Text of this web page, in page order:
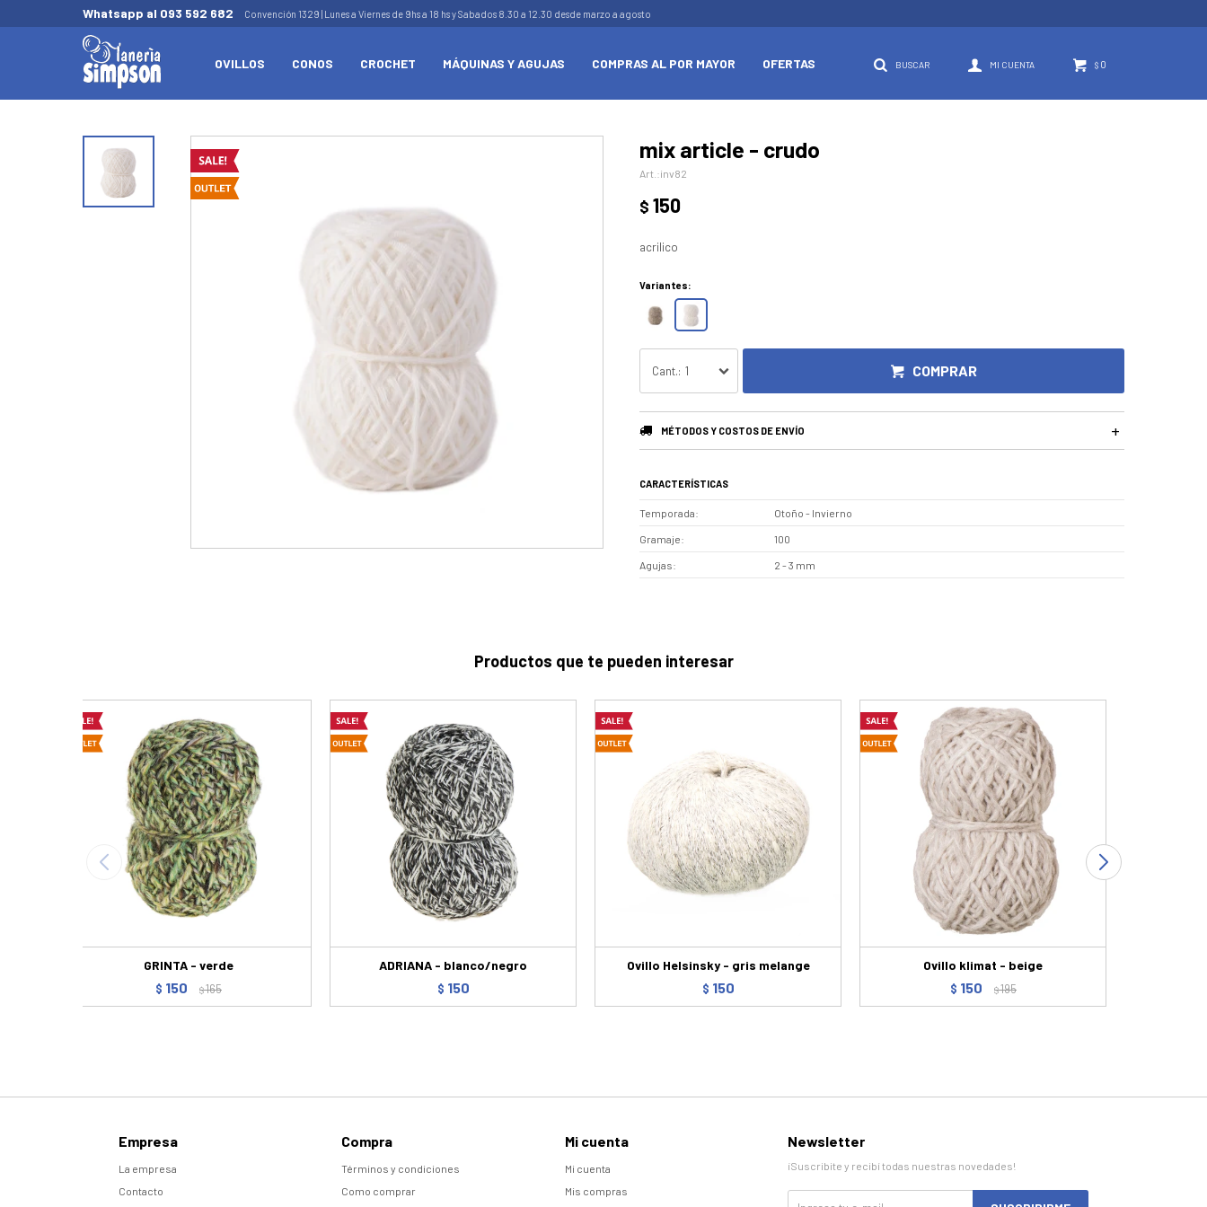
OVILLOS CONOS CROCHET MÁQUINAS Y AGUJAS COMPRAS AL POR MAYOR OFERTAS $ 0
Whatsapp al 093 592 682 Convención 1329 | Lunes a Viernes de 9hs a 18 hs y Sabados 8.30 a 12.30 desde marzo a agosto
mix article - crudo
inv82
$ 150
acrilico
Variantes:
1 COMPRAR
MÉTODOS Y COSTOS DE ENVÍO
CARACTERÍSTICAS
Temporada Otoño - Invierno
Gramaje 100
Agujas 2 - 3 mm
Productos que te pueden interesar
GRINTA - verde
$ 150 $165
ADRIANA - blanco/negro
$ 150
Ovillo Helsinsky - gris melange
$ 150
Ovillo klimat - beige
$ 150 $195
Empresa
La empresa
Contacto
Compra
Términos y condiciones
Como comprar
Mi cuenta
Mi cuenta
Mis compras
Newsletter
¡Suscribite y recibí todas nuestras novedades!